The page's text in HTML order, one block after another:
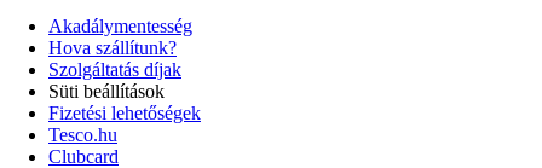
Akadálymentesség
Hova szállítunk?
Szolgáltatás díjak
Süti beállítások
Fizetési lehetőségek
Tesco.hu
Clubcard